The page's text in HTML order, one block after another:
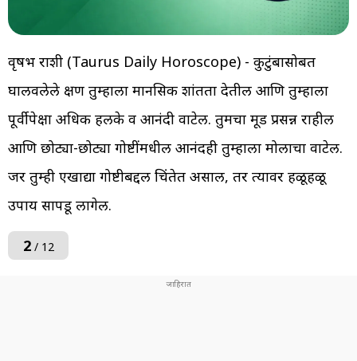
वृषभ राशी (Taurus Daily Horoscope) - कुटुंबासोबत
घालवलेले क्षण तुम्हाला मानसिक शांतता देतील आणि तुम्हाला
पूर्वीपेक्षा अधिक हलके व आनंदी वाटेल. तुमचा मूड प्रसन्न राहील
आणि छोट्या-छोट्या गोष्टींमधील आनंदही तुम्हाला मोलाचा वाटेल.
जर तुम्ही एखाद्या गोष्टीबद्दल चिंतेत असाल, तर त्यावर हळूहळू
उपाय सापडू लागेल.
2/ 12